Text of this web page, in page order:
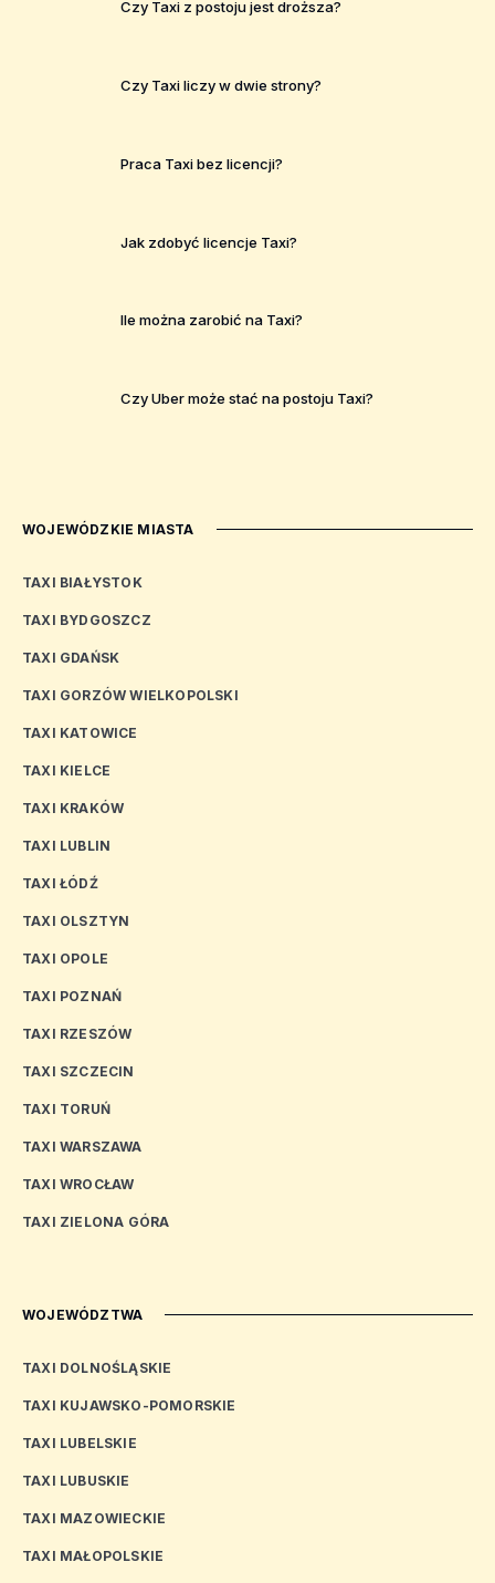
Czy Taxi z postoju jest droższa?
Czy Taxi liczy w dwie strony?
Praca Taxi bez licencji?
Jak zdobyć licencje Taxi?
Ile można zarobić na Taxi?
Czy Uber może stać na postoju Taxi?
WOJEWÓDZKIE MIASTA
TAXI BIAŁYSTOK
TAXI BYDGOSZCZ
TAXI GDAŃSK
TAXI GORZÓW WIELKOPOLSKI
TAXI KATOWICE
TAXI KIELCE
TAXI KRAKÓW
TAXI LUBLIN
TAXI ŁÓDŹ
TAXI OLSZTYN
TAXI OPOLE
TAXI POZNAŃ
TAXI RZESZÓW
TAXI SZCZECIN
TAXI TORUŃ
TAXI WARSZAWA
TAXI WROCŁAW
TAXI ZIELONA GÓRA
WOJEWÓDZTWA
TAXI DOLNOŚLĄSKIE
TAXI KUJAWSKO-POMORSKIE
TAXI LUBELSKIE
TAXI LUBUSKIE
TAXI MAZOWIECKIE
TAXI MAŁOPOLSKIE